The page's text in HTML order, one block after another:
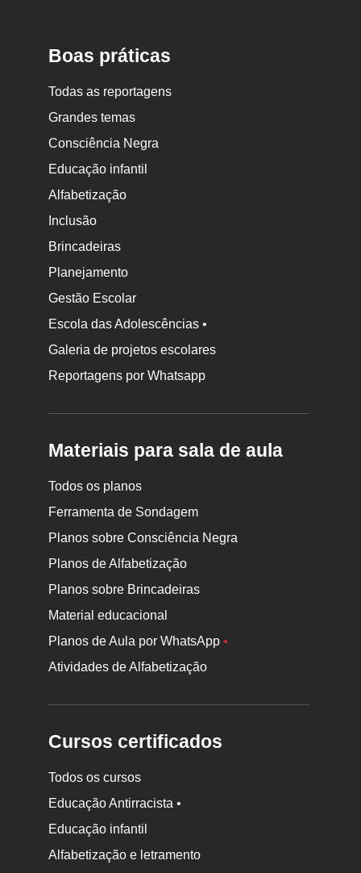
Boas práticas
Todas as reportagens
Grandes temas
Consciência Negra
Educação infantil
Alfabetização
Inclusão
Brincadeiras
Planejamento
Gestão Escolar
Escola das Adolescências •
Galeria de projetos escolares
Reportagens por Whatsapp
Materiais para sala de aula
Todos os planos
Ferramenta de Sondagem
Planos sobre Consciência Negra
Planos de Alfabetização
Planos sobre Brincadeiras
Material educacional
Planos de Aula por WhatsApp•
Atividades de Alfabetização
Cursos certificados
Todos os cursos
Educação Antirracista •
Educação infantil
Alfabetização e letramento